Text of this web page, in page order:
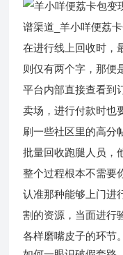
在进行线上回收时，
则仅有两个字，那便
平台内部直接查看到
卖场，进行付款时也
刷一些社区里的高分
批量回收跑腿人员，
整个过程根本不需要
认准那种能够上门进
割的资源，当面进行
各样磨嘴皮子的环节。